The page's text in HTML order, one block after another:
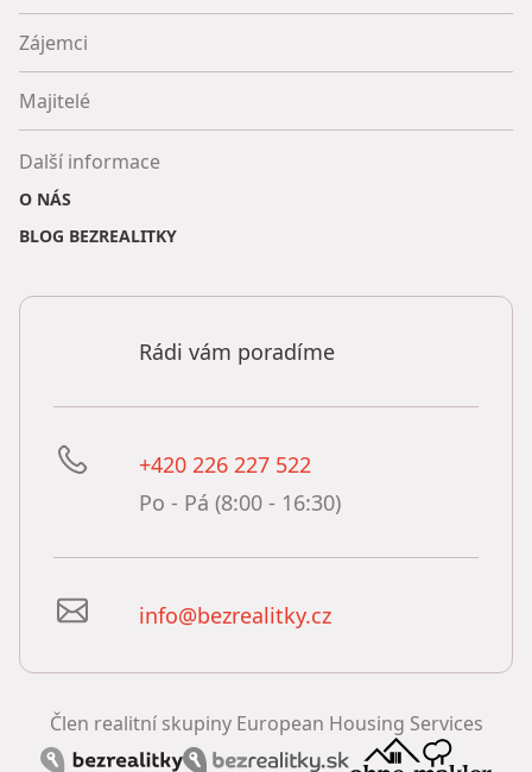
Zájemci
Majitelé
Další informace
O NÁS
BLOG BEZREALITKY
Rádi vám poradíme
+420 226 227 522
Po - Pá (8:00 - 16:30)
info@bezrealitky.cz
Člen realitní skupiny European Housing Services